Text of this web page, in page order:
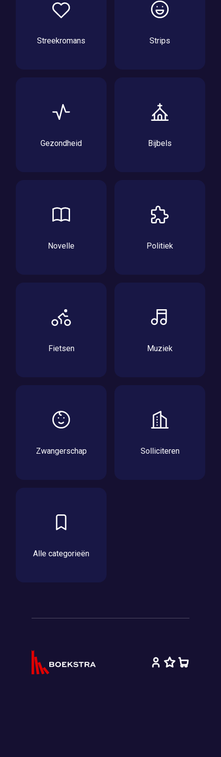
Streekromans Strips
Gezondheid Bijbels
Novelle Politiek
Fietsen Muziek
Zwangerschap Solliciteren
Alle categorieën